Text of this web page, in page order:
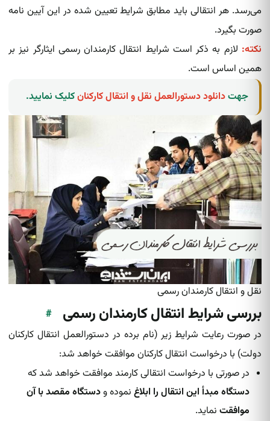
می‌رسد. هر انتقالی باید مطابق شرایط تعیین شده‌ در این آیین نامه
صورت بگیرد.
نکته: لازم به ذکر است شرایط انتقال کارمندان رسمی ایثارگر نیز بر
همین اساس است.
جهتدانلود دستورالعمل نقل و انتقال کارکنانکلیک نمایید.
نقل و انتقال کارمندان رسمی
بررسی شرایط انتقال کارمندان رسمی #
در صورت رعایت شرایط زیر (نام برده در دستورالعمل انتقال کارکنان
دولت) با درخواست انتقال کارکنان موافقت خواهد شد:
در صورتی با درخواست انتقالی کارمند موافقت خواهد شد که
دستگاه مبدأ این انتقال را ابلاغ نموده ودستگاه مقصد با آن
موافقت نماید.